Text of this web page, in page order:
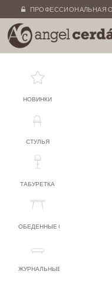
ПРОФЕССИОНАЛЬНАЯ
НОВИНКИ
СТУЛЬЯ
ТАБУРЕТКА
ОБЕДЕННЫЕ СТОЛЫ
ЖУРНАЛЬНЫЕ СТОЛИКИ